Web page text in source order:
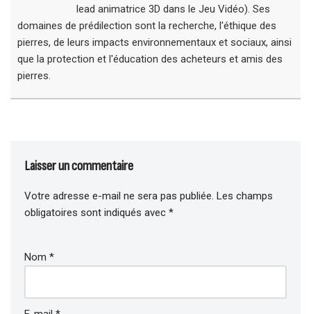
lead animatrice 3D dans le Jeu Vidéo). Ses
domaines de prédilection sont la recherche, l'éthique des
pierres, de leurs impacts environnementaux et sociaux, ainsi
que la protection et l'éducation des acheteurs et amis des
pierres.
Laisser un commentaire
Votre adresse e-mail ne sera pas publiée. Les champs
obligatoires sont indiqués avec *
Nom *